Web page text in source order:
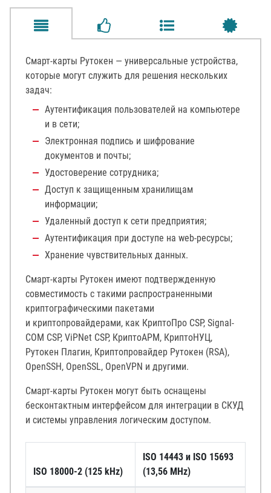
Смарт-карты Рутокен — универсальные устройства,
которые могут служить для решения нескольких
задач:
Аутентификация пользователей на компьютере
и в сети;
Электронная подпись и шифрование
документов и почты;
Удостоверение сотрудника;
Доступ к защищенным хранилищам
информации;
Удаленный доступ к сети предприятия;
Аутентификация при доступе на web-ресурсы;
Хранение чувствительных данных.
Смарт-карты Рутокен имеют подтвержденную
совместимость с такими распространенными
криптографическими пакетами
и криптопровайдерами, как КриптоПро CSP, Signal-
COM CSP, ViPNet CSP, КриптоАРМ, КриптоНУЦ,
Рутокен Плагин, Криптопровайдер Рутокен (RSA),
OpenSSH, OpenSSL, OpenVPN и другими.
Смарт-карты Рутокен могут быть оснащены
бесконтактным интерфейсом для интеграции в СКУД
и системы управления логическим доступом.
ISO 18000-2 (125 kHz)
ISO 14443 и ISO 15693
(13,56 MHz)